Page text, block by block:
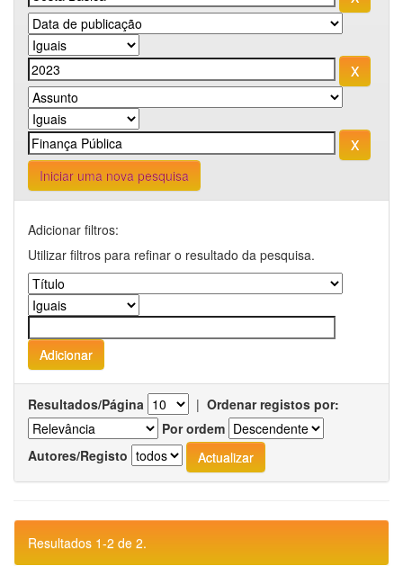
Iniciar uma nova pesquisa
Adicionar filtros:
Utilizar filtros para refinar o resultado da pesquisa.
Resultados/Página | Ordenar registos por:
Por ordem
Autores/Registo
Resultados 1-2 de 2.